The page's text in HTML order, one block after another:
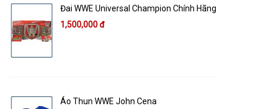
Đai WWE Universal Champion Chính Hãng
1,500,000 đ
Áo Thun WWE John Cena